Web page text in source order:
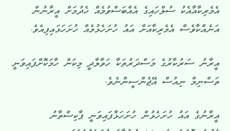
އެމެރިކާއާއެކު ސުލްހައިގެ އެއްބަސްވުމެއް ހެދުމަށް އީރާނުން
އަނެއްކާވެސް އެމެރިކާއަށް އައު ހުށަހެޅުމެއް ހުށަހަޅައިފިއެވެ.
އީރާނު ސަރުކާރުގެ މަސްދަރުތަކާ ހަވާލާދީ މިކަން ހާމަކޮށްފައިވަނީ
ތަސްނިމް ނިއުސް އޭޖެންސީންނެވެ.
އީރާނުގެ އައު ހުށަހެޅުން ހުށަހަޅާފައިވަނީ ޕާކިސްތާނު